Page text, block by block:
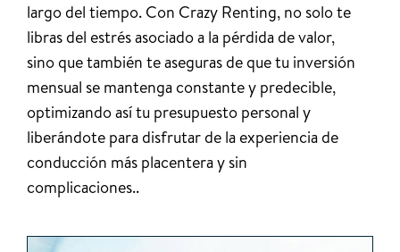
largo del tiempo. Con Crazy Renting, no solo te
libras del estrés asociado a la pérdida de valor,
sino que también te aseguras de que tu inversión
mensual se mantenga constante y predecible,
optimizando así tu presupuesto personal y
liberándote para disfrutar de la experiencia de
conducción más placentera y sin
complicaciones..